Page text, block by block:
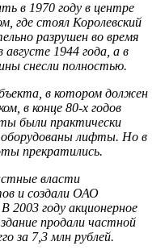
в 1970 году в центре
где стоял Королевский
разрушен во время
августе 1944 года, а в
снесли полностью.
в котором должен
в конце 80-х годов
были практически
лифты. Но в
прекратились.
власти
и создали ОАО
2003 году акционерное
продали частной
за 7,3 млн рублей.